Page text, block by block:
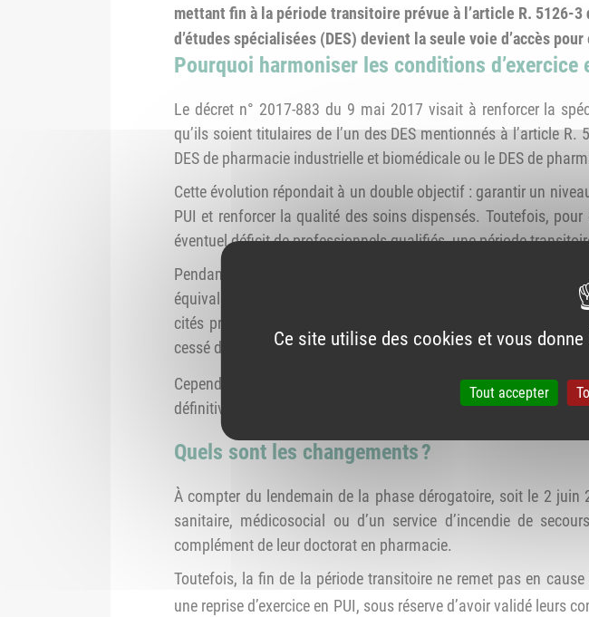
mettant fin à la période transitoire prévue à l’article R. 5126-
d’études spécialisées (DES) devient la seule voie d’accès pour
Pourquoi harmoniser les conditions d’exercice
Le décret n° 2017-883 du 9 mai 2017 visait à renforcer la
qu’ils soient titulaires de l’un des DES mentionnés à l’article
DES de pharmacie industrielle et biomédicale ou le DES de
Cette évolution répondait à un double objectif : garantir un
PUI et renforcer la qualité des soins dispensés. Toutefois,
éventuel déficit de professionnels qualifiés, une période
Pendant cette phase transitoire, les pharmaciens pouvant
équivalente à deux ans à temps plein sur la période des dix
cités précédemment. Cette condition de deux années en
cessé d’exercer en PUI, mais qui souhaitaient y reprendre un
Cependant, avec la fin programmée du dispositif
définitivement aligné sur les exigences initialement prévues par
Quels sont les changements ?
À compter du lendemain de la phase dérogatoire, soit le 2 juin
sanitaire, médicosocial ou d’un service d’incendie de
complément de leur doctorat en pharmacie.
Toutefois, la fin de la période transitoire ne remet pas en
une reprise d’exercice en PUI, sous réserve d’avoir validé leurs
Ce site utilise des cookies et vous
Tout accepter